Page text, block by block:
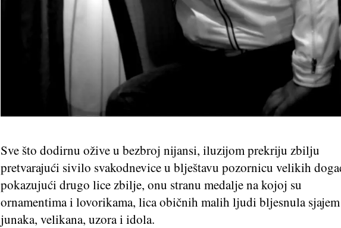
Sve što dodirnu ožive u bezbroj nijansi, iluzijom prekriju zbilju
pretvarajući sivilo svakodnevice u blještavu pozornicu velikih
pokazujući drugo lice zbilje, onu stranu medalje na kojoj su
ornamentima i lovorikama, lica običnih malih ljudi bljesnula sjajem
junaka, velikana, uzora i idola.